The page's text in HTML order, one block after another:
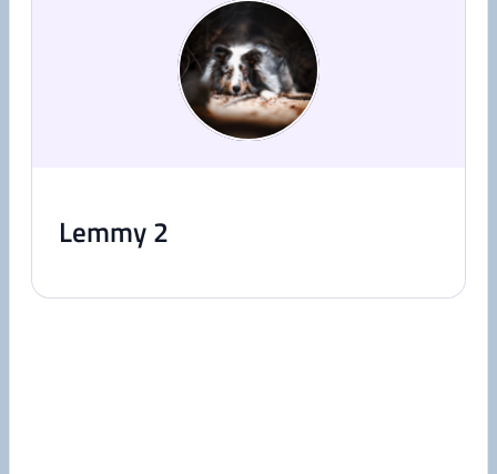
Lemmy 2